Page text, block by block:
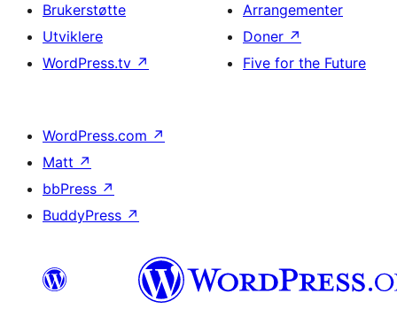
Brukerstøtte
Utviklere
WordPress.tv ↗
Arrangementer
Doner ↗
Five for the Future
WordPress.com ↗
Matt ↗
bbPress ↗
BuddyPress ↗